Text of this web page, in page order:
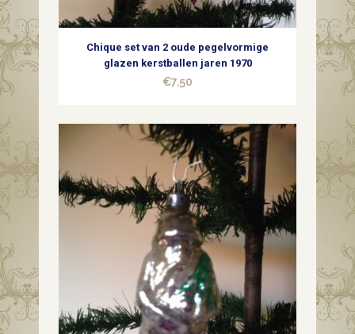
1e
Chique set van 2 oude pegelvormige
glazen kerstballen jaren 1970
€7,50